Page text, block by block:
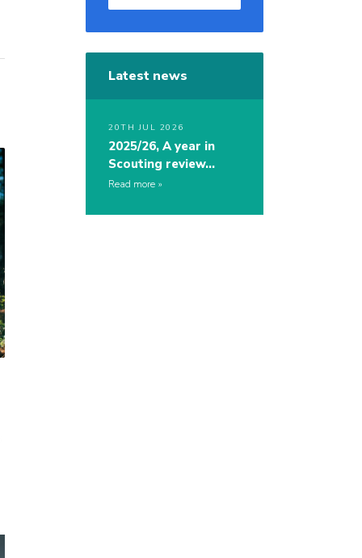
Latest news
20TH JUL 2026
2025/26, A year in
Scouting review…
Read more